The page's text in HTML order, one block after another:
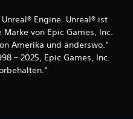
Engine. Unreal® ist
von Epic Games, Inc.
Amerika und anderswo.“
– 2025, Epic Games, Inc.